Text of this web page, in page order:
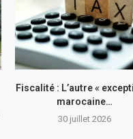
Fiscalité : L’autre «
marocaine…
30 juillet 2026